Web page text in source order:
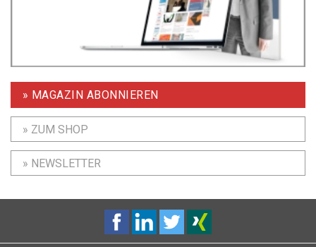
» MAGAZIN ABONNIEREN
» ZUM SHOP
» NEWSLETTER